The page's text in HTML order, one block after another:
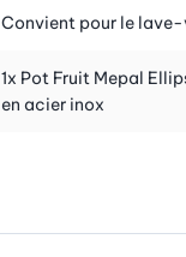
Convient pour le
1x Pot Fruit Mepal
en acier inox